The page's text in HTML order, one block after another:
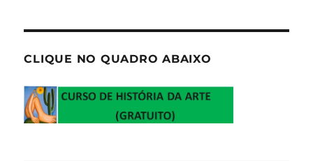
CLIQUE NO QUADRO ABAIXO